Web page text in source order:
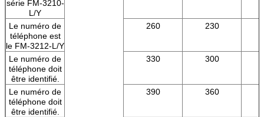
série FM-3210-
L/Y
Le numéro de
téléphone est
le FM-3212-L/Y
260 230
Le numéro de
téléphone doit
être identifié.
330 300
Le numéro de
téléphone doit
être identifié.
390 360